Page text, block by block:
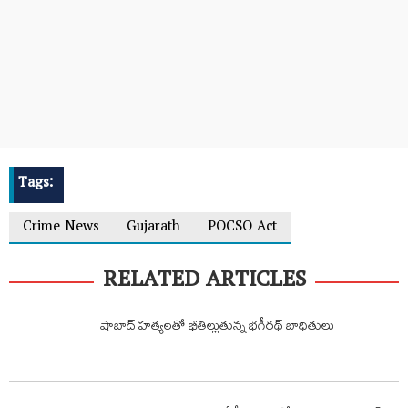
Tags:
Crime News
Gujarath POCSO Act
RELATED ARTICLES
షాబాద్ హత్యలతో భీతిల్లుతున్న భగీరథ్ బాధితులు